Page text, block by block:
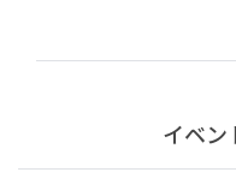
イベン